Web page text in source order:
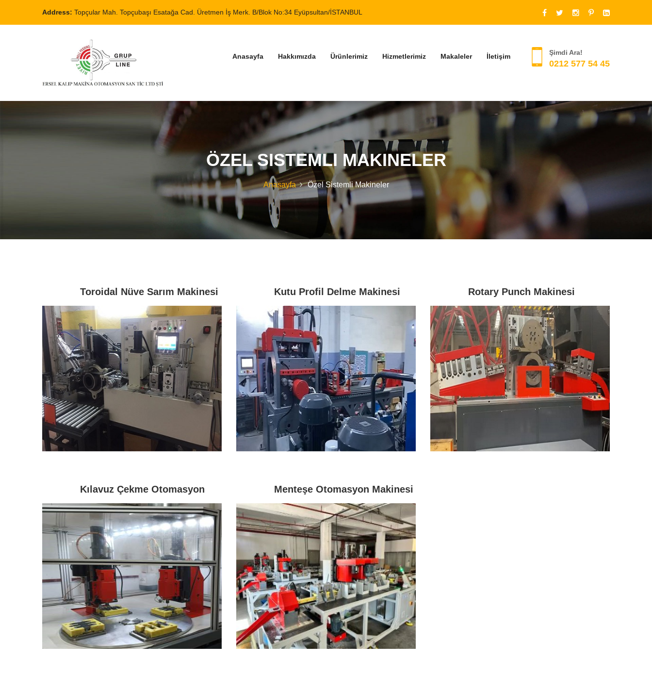
Address: Topçular Mah. Topçubaşı Esatağa Cad. Üretmen İş Merk. B/Blok No:34 Eyüpsultan/İSTANBUL
Anasayfa Hakkımızda Ürünlerimiz Hizmetlerimiz Makaleler İletişim Şimdi Ara!
0212 577 54 45
ÖZEL SISTEMLI MAKINELER
Anasayfa Özel Sistemli Makineler
Toroidal Nüve Sarım Makinesi Kutu Profil Delme Makinesi Rotary Punch Makinesi
Kılavuz Çekme Otomasyon Menteşe Otomasyon Makinesi